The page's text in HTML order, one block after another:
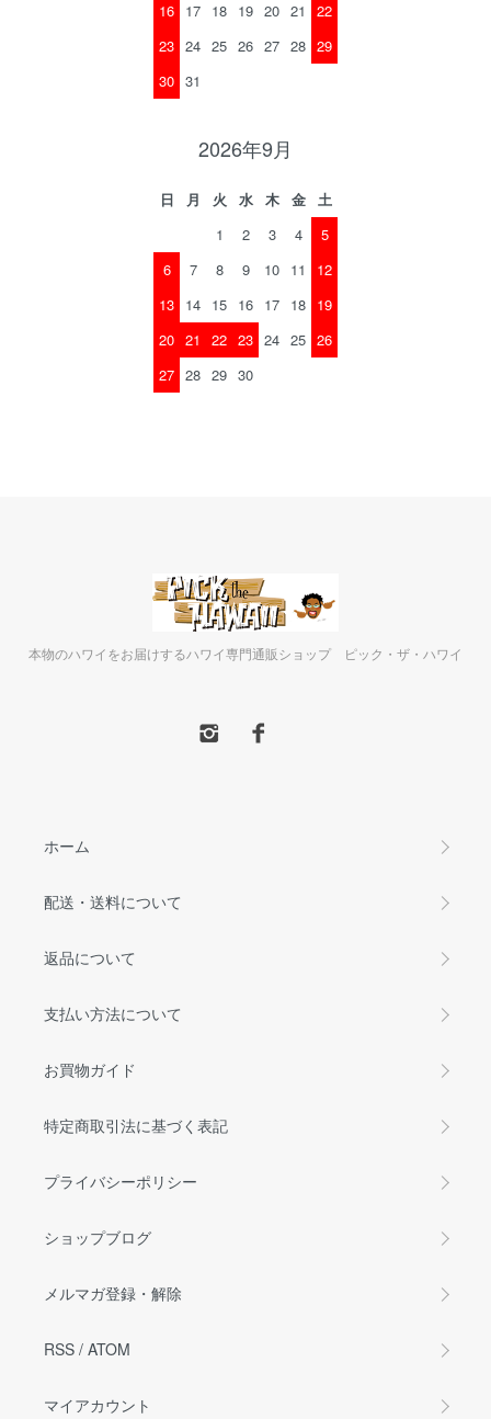
16 17 18 19 20 21
22
23 24 25 26 27 28 29
30 31
2026年9月
日 月 火 水 木 金
土
1
2 3 4
5
6
7 8 9 10 11
12
13 14 15 16 17 18 19
20 21 22 23 24 25 26
27 28 29 30
本物のハワイをお届けするハワイ専門通販ショップ ピック・ザ・ハワイ
ホーム
配送・送料について
返品について
支払い方法について
お買物ガイド
特定商取引法に基づく表記
プライバシーポリシー
ショップブログ
メルマガ登録・解除
RSS / ATOM
マイアカウント